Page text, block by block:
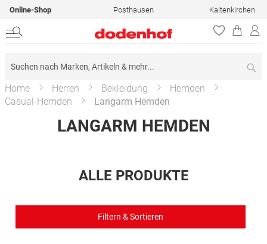
Online-Shop Posthausen Kaltenkirchen
Home Herren Bekleidung
Hemden
Casual-Hemden
Langarm Hemden
LANGARM HEMDEN
ALLE PRODUKTE
Filtern & Sortieren